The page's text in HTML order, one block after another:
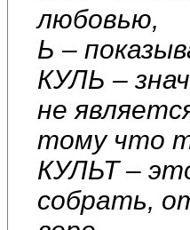
любовью,
Ь –
КУЛЬ –
не
тому что
КУЛЬТ –
собрать,